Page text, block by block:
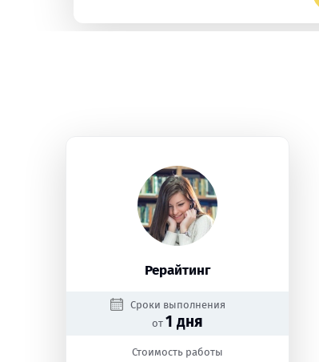
Рерайтинг
Сроки выполнения
от 1 дня
Стоимость работы